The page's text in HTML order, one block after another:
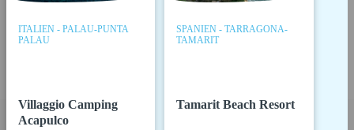
ITALIEN - PALAU-PUNTA
PALAU
Villaggio Camping
Acapulco
SPANIEN - TARRAGONA-
TAMARIT
Tamarit Beach Resort